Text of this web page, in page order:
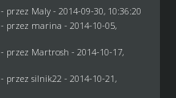
- przez Maly- 2014-09-30, 10:36:20
- przez marina - 2014-10-05,
- przez Martrosh - 2014-10-17,
- przez silnik22 - 2014-10-21,